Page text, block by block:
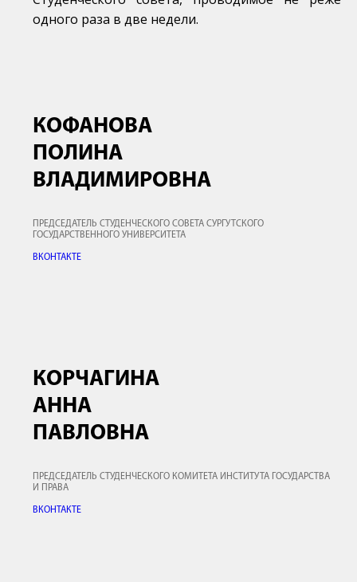
одного раза в две недели.
КОФАНОВА
ПОЛИНА
ВЛАДИМИРОВНА
ПРЕДСЕДАТЕЛЬ СТУДЕНЧЕСКОГО СОВЕТА СУРГУТСКОГО
ГОСУДАРСТВЕННОГО УНИВЕРСИТЕТА
ВКОНТАКТЕ
КОРЧАГИНА
АННА
ПАВЛОВНА
ПРЕДСЕДАТЕЛЬ СТУДЕНЧЕСКОГО КОМИТЕТА ИНСТИТУТА ГОСУДАРСТВА
И ПРАВА
ВКОНТАКТЕ